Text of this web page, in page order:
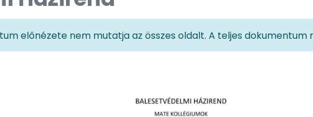
előnézete nem mutatja az összes oldalt. A teljes